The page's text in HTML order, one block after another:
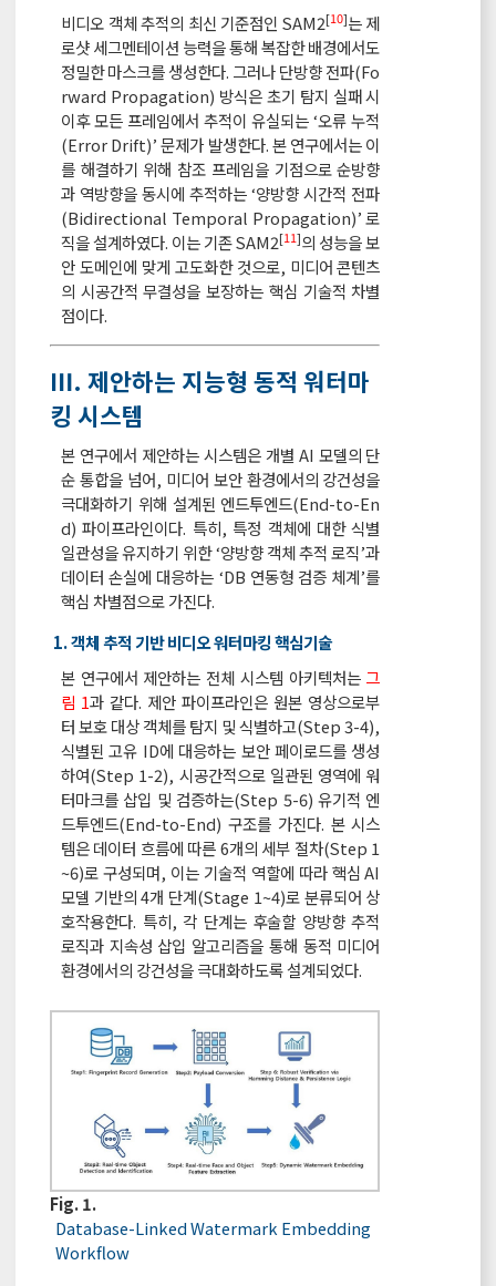
비디오 객체 추적의 최신 기준점인 SAM2[10]는 제
로샷 세그멘테이션 능력을 통해 복잡한 배경에서도
정밀한 마스크를 생성한다. 그러나 단방향 전파(Fo
rward Propagation) 방식은 초기 탐지 실패 시
이후 모든 프레임에서 추적이 유실되는 ‘오류 누적
(Error Drift)’ 문제가 발생한다. 본 연구에서는 이
를 해결하기 위해 참조 프레임을 기점으로 순방향
과 역방향을 동시에 추적하는 ‘양방향 시간적 전파
(Bidirectional Temporal Propagation)’ 로
직을 설계하였다. 이는 기존 SAM2[11]의 성능을 보
안 도메인에 맞게 고도화한 것으로, 미디어 콘텐츠
의 시공간적 무결성을 보장하는 핵심 기술적 차별
점이다.
Ⅲ. 제안하는 지능형 동적 워터마
킹 시스템
본 연구에서 제안하는 시스템은 개별 AI 모델의 단
순 통합을 넘어, 미디어 보안 환경에서의 강건성을
극대화하기 위해 설계된 엔드투엔드(End-to-En
d) 파이프라인이다. 특히, 특정 객체에 대한 식별
일관성을 유지하기 위한 ‘양방향 객체 추적 로직’과
데이터 손실에 대응하는 ‘DB 연동형 검증 체계’를
핵심 차별점으로 가진다.
1. 객체 추적 기반 비디오 워터마킹 핵심기술
본 연구에서 제안하는 전체 시스템 아키텍처는 그
림 1과 같다. 제안 파이프라인은 원본 영상으로부
터 보호 대상 객체를 탐지 및 식별하고(Step 3-4),
식별된 고유 ID에 대응하는 보안 페이로드를 생성
하여(Step 1-2), 시공간적으로 일관된 영역에 워
터마크를 삽입 및 검증하는(Step 5-6) 유기적 엔
드투엔드(End-to-End) 구조를 가진다. 본 시스
템은 데이터 흐름에 따른 6개의 세부 절차(Step 1
~6)로 구성되며, 이는 기술적 역할에 따라 핵심 AI
모델 기반의 4개 단계(Stage 1~4)로 분류되어 상
호작용한다. 특히, 각 단계는 후술할 양방향 추적
로직과 지속성 삽입 알고리즘을 통해 동적 미디어
환경에서의 강건성을 극대화하도록 설계되었다.
Fig. 1.
Database-Linked Watermark Embedding
Workflow